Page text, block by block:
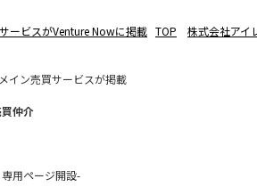
ービスがVenture Nowに掲載 TOP
株式会社アイ
イン売買サービスが掲載
仲介
用ページ開設-